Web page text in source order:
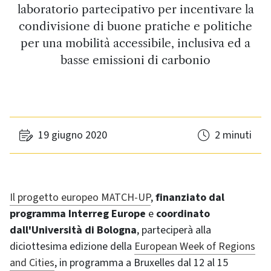
laboratorio partecipativo per incentivare la
condivisione di buone pratiche e politiche
per una mobilità accessibile, inclusiva ed a
basse emissioni di carbonio
19 giugno 2020 2 minuti
Il progetto europeo MATCH-UP,finanziato dal
programma Interreg Europe e coordinato
dall'Università di Bologna, parteciperà alla
diciottesima edizione della European Week of Regions
and Cities, in programma a Bruxelles dal 12 al 15